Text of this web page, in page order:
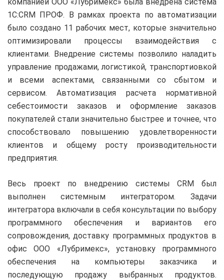
1С:CRM ПРОФ. В рамках проекта по автоматизации
было создано 11 рабочих мест, которые значительно
оптимизировали процессы взаимодействия с
клиентами. Внедрение системы позволило наладить
управление продажами, логистикой, транспортиовкой
и всеми аспектами, связанными со сбытом и
сервисом. Автоматизация расчета нормативной
себестоимости заказов и оформление заказов
покупателей стали значительно быстрее и точнее, что
способствовало повышению удовлетворенности
клиентов и общему росту производительности
предприятия.
Весь проект по внедрению системы CRM был
выполнен системным интегратором. Задачи
интегратора включали в себя консультации по выбору
программного обеспечения и вариантов его
сопровождения, доставку программных продуктов в
офис ООО «Лубримекс», установку программного
обеспечения на компьютеры заказчика и
последующую продажу выбранных продуктов.